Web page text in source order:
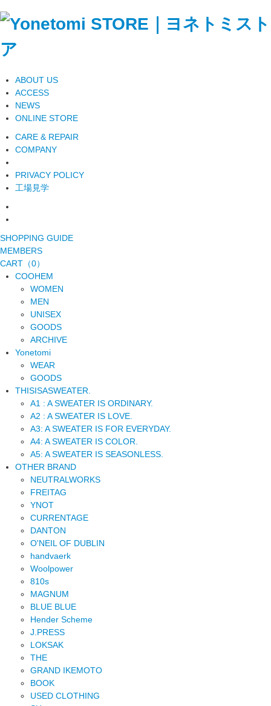
ABOUT US
ACCESS
NEWS
ONLINE STORE
CARE & REPAIR
COMPANY
PRIVACY POLICY
工場見学
SHOPPING GUIDE
MEMBERS
CART（0）
COOHEM
WOMEN
MEN
UNISEX
GOODS
ARCHIVE
Yonetomi
WEAR
GOODS
THISISASWEATER.
A1 : A SWEATER IS ORDINARY.
A2 : A SWEATER IS LOVE.
A3: A SWEATER IS FOR EVERYDAY.
A4: A SWEATER IS COLOR.
A5: A SWEATER IS SEASONLESS.
OTHER BRAND
NEUTRALWORKS
FREITAG
YNOT
CURRENTAGE
DANTON
O'NEIL OF DUBLIN
handvaerk
Woolpower
810s
MAGNUM
BLUE BLUE
Hender Scheme
J.PRESS
LOKSAK
THE
GRAND IKEMOTO
BOOK
USED CLOTHING